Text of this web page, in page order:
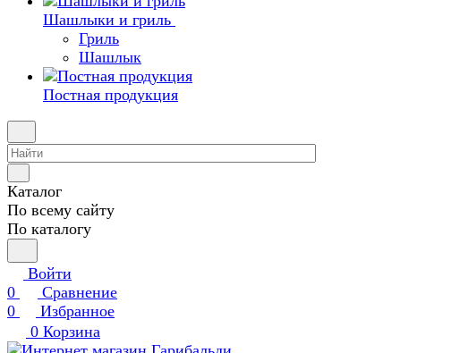
Шашлыки и гриль
Гриль
Шашлык
Постная продукция
Каталог
По всему сайту
По каталогу
Войти
0
Сравнение
0
Избранное
0 Корзина